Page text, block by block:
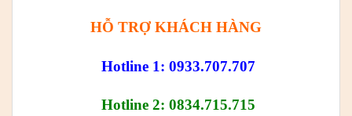
HỖ TRỢ KHÁCH HÀNG
Hotline 1: 0933.707.707
Hotline 2: 0834.715.715